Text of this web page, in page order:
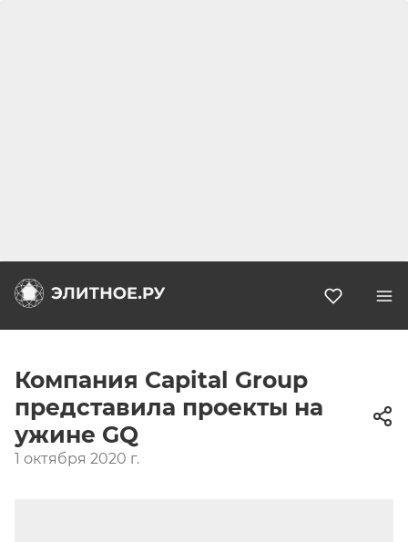
Компания Capital Group
представила проекты на
ужине GQ
1 октября 2020 г.